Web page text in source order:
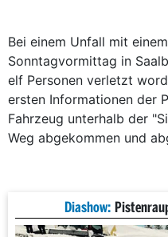
Bei einem Unfall mit
Sonntagvormittag in
elf Personen verletzt
ersten Informationen der
Fahrzeug unterhalb der
Weg abgekommen und
Diashow: